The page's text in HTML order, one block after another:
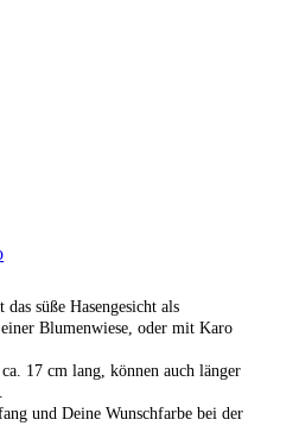
süße Hasengesicht als
Blumenwiese, oder mit Karo
17 cm lang, können auch länger
und Deine Wunschfarbe bei der